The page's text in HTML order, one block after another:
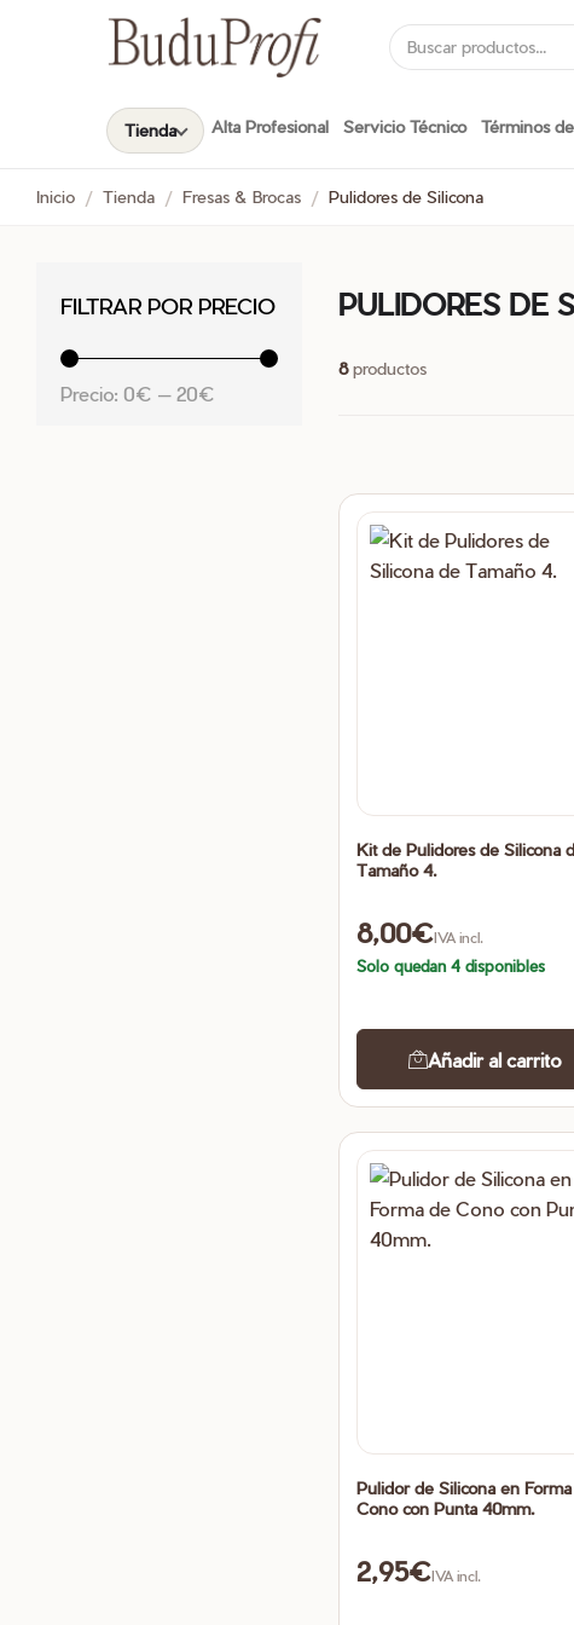
Buscar por:
Tienda Alta Profesional Servicio Técnico Términos
Inicio / Tienda / Fresas & Brocas / Pulidores de Silicona
PULIDORES DE
8 productos
Kit de Pulidores de Silicona
Tamaño 4.
8,00€IVA incl.
Solo quedan 4 disponibles
Añadir al carrito
Pulidor de Silicona en
Cono con Punta 40mm.
2,95€IVA incl.
FILTRAR POR PRECIO
Precio: 0€ — 20€